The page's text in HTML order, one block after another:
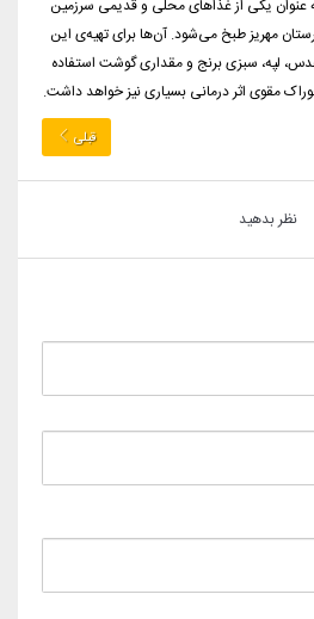
عنوان یکی از غذاهای محلی و قدیمی سرزمین
مهریز طبخ می‌شود. آن‌ها برای تهیه‌ی این
لپه، سبزی برنج و مقداری گوشت استفاده
مقوی اثر درمانی بسیاری نیز خواهد داشت.
قبلی
نظر بدهید